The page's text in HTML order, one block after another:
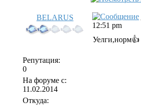
BELARUS
Репутация:
0
На форуме с:
11.02.2014
Откуда:
12:51 pm
Уелги,норм👍